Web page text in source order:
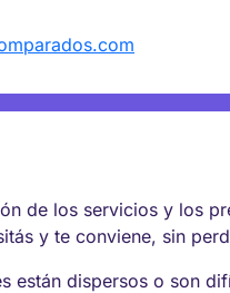
de los servicios y los
y te conviene, sin
están dispersos o son